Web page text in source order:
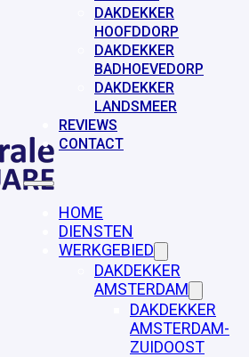
DAKDEKKER
HOOFDDORP
DAKDEKKER
BADHOEVEDORP
DAKDEKKER
LANDSMEER
REVIEWS
CONTACT
HOME
DIENSTEN
WERKGEBIED
DAKDEKKER
AMSTERDAM
DAKDEKKER
AMSTERDAM-
ZUIDOOST